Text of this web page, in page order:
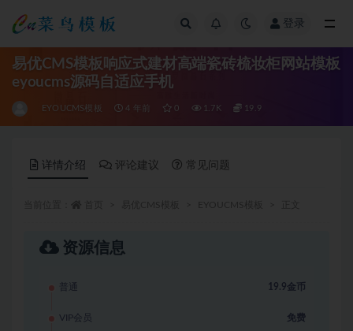
登录
易优CMS模板响应式建材高端瓷砖梳妆柜网站模板
eyoucms源码自适应手机
EYOUCMS模板 4 年前 0 1.7K 19.9
详情介绍 评论建议 常见问题
资源信息
普通 19.9金币
VIP会员 免费